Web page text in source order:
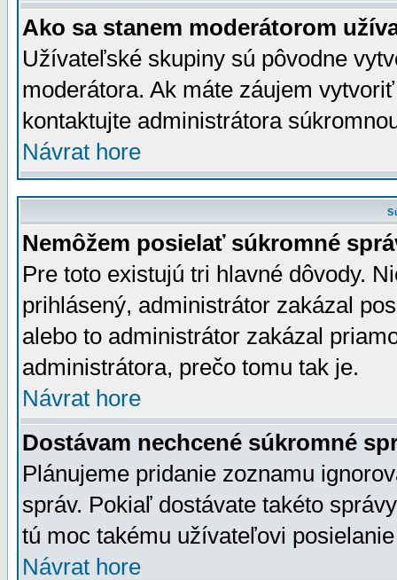
Ako sa stanem moderátorom
Užívateľské skupiny sú pôvodne
moderátora. Ak máte záujem
kontaktujte administrátora
Návrat hore
Nemôžem posielať súkromné
Pre toto existujú tri hlavné dôvody.
prihlásený, administrátor zakázal
alebo to administrátor zakázal
administrátora, prečo tomu tak je.
Návrat hore
Dostávam nechcené súkromné
Plánujeme pridanie zoznamu
správ. Pokiaľ dostávate takéto
tú moc takému užívateľovi
Návrat hore